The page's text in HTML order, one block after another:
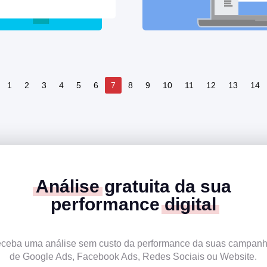
1 2 3 4 5 6 7 8 9 10 11 12 13 14
Análisegratuita da sua
performancedigital
uma análise sem custo da performance da suas
de Google Ads, Facebook Ads, Redes Sociais ou Website.